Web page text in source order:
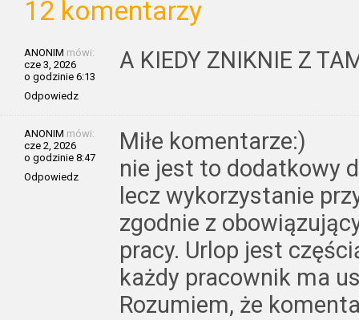
12 komentarzy
ANONIM mówi:
cze 3, 2026
o godzinie 6:13
Odpowiedz
A KIEDY ZNIKNIE Z
ANONIM mówi:
cze 2, 2026
o godzinie 8:47
Odpowiedz
Miłe komentarze:)
nie jest to dodatkowy
lecz wykorzystanie
zgodnie z
pracy. Urlop jest
każdy pracownik ma
Rozumiem, że